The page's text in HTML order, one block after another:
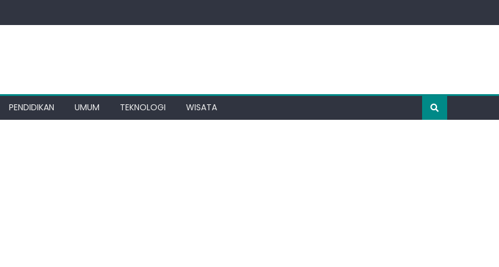
PENDIDIKAN UMUM TEKNOLOGI WISATA